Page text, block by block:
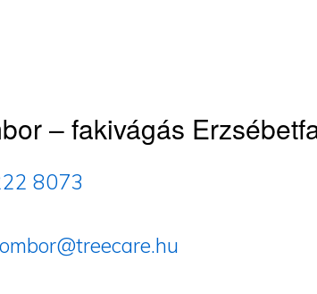
– fakivágás
8073